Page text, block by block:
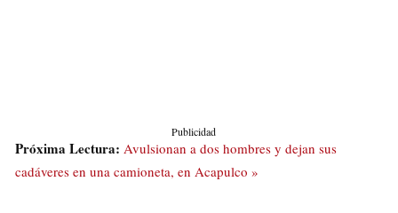
Publicidad
Próxima Lectura: Avulsionan a dos hombres y dejan sus
cadáveres en una camioneta, en Acapulco »